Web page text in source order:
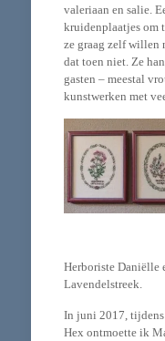
valeriaan en salie.
kruidenplaatjes om
ze graag zelf willen
dat toen niet. Ze
gasten – meestal
kunstwerken met
Herboriste Daniëlle
Lavendelstreek.
In juni 2017, tijdens
Hex ontmoette ik